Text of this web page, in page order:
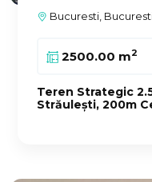
Bucuresti,
2500.00 m2
Teren Strategic
Străulești, 200m